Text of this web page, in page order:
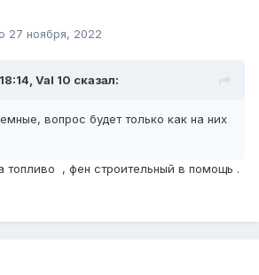
27 ноября, 2022
Val 10 сказал:
вопрос будет только как на них
топливо , фен строительный в помощь .